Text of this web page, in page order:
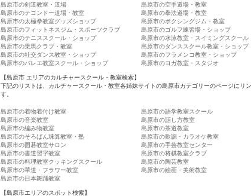
島原市の剣道教室・道場
島原市の空手道場・教室
島原市のテコンドー道場・教室
島原市の拳法道場・教室
島原市の太極拳教室グッズショップ
島原市のボクシングジム・教室
島原市のフィットネスジム・スポーツクラブ
島原市のゴルフ練習場・ショップ
島原市のテニススクール・ショップ
島原市の水泳教室・スイミングスクール
島原市の乗馬クラブ・教室
島原市のダンススクール教室・ショップ
島原市の社交ダンス教室・ショップ
島原市のフラメンコ教室・ショップ
島原市のバレエ教室スクール・ショップ
島原市のヨガ教室・スタジオ
【島原市 エリアのカルチャースクール・教室検索】
下記のリストは、カルチャースクール・教室各姉妹サイトの島原市カテゴリーのページにリ
す。
島原市の着物着付け教室
島原市の語学教室スクール
島原市の音楽教室
島原市の話し方教室
島原市の編み物教室
島原市の茶道教室
島原市のそろばん珠算教室・塾
島原市の歌謡・カラオケ教室
島原市の囲碁教室サロン
島原市の手芸教室センター
島原市の書道習字教室
島原市の将棋教室クラブ
島原市の料理教室クッキングスクール
島原市の陶芸教室
島原市の華道・フラワー教室
島原市の絵画・美術教室
島原市の日本舞踊教室
【島原市エリアのスポット検索】